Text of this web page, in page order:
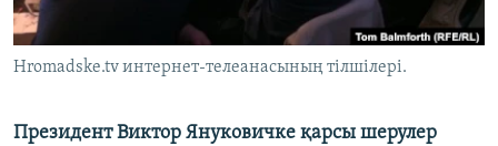
Басқа тілдерде
Hromadske.tv интернет-телеанасының тілшілері.
Президент Виктор Януковичке қарсы шерулер